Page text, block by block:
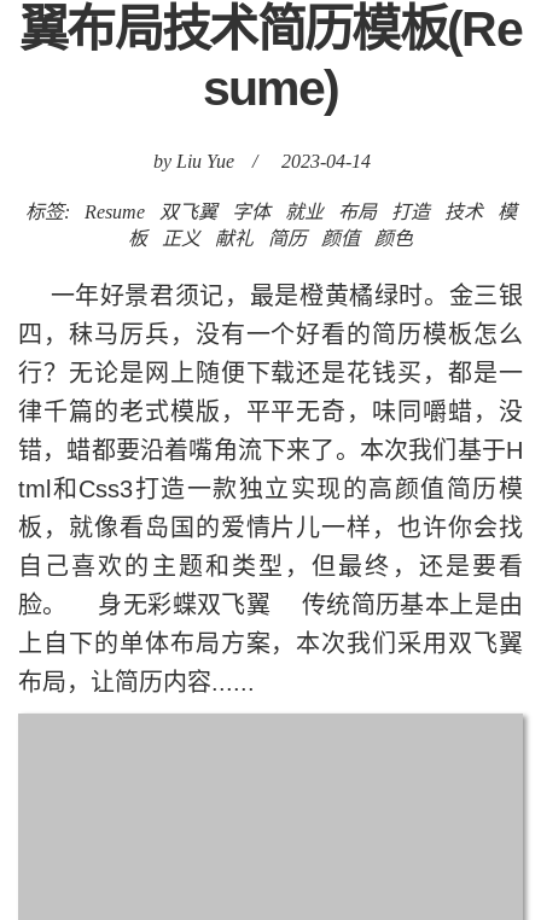
翼布局技术简历模板(Re
sume)
by Liu Yue / 2023-04-14
标签: Resume 双飞翼 字体 就业 布局 打造 技术
模
板
正义 献礼 简历 颜值 颜色
一年好景君须记，最是橙黄橘绿时。金三银
四，秣马厉兵，没有一个好看的简历模板怎么
行？无论是网上随便下载还是花钱买，都是一
律千篇的老式模版，平平无奇，味同嚼蜡，没
错，蜡都要沿着嘴角流下来了。本次我们基于H
tml和Css3打造一款独立实现的高颜值简历模
板，就像看岛国的爱情片儿一样，也许你会找
自己喜欢的主题和类型，但最终，还是要看
脸。 身无彩蝶双飞翼 传统简历基本上是由
上自下的单体布局方案，本次我们采用双飞翼
布局，让简历内容......